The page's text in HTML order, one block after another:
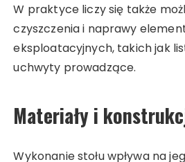
W praktyce liczy się także
czyszczenia i naprawy
eksploatacyjnych, takich jak
uchwyty prowadzące.
Materiały i
Wykonanie stołu wpływa na